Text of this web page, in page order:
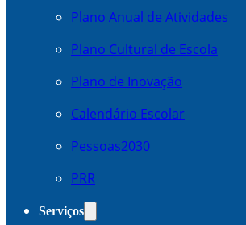
Plano Anual de Atividades
Plano Cultural de Escola
Plano de Inovação
Calendário Escolar
Pessoas2030
PRR
Serviços